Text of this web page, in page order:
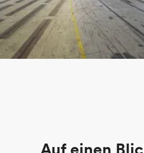
Auf einen